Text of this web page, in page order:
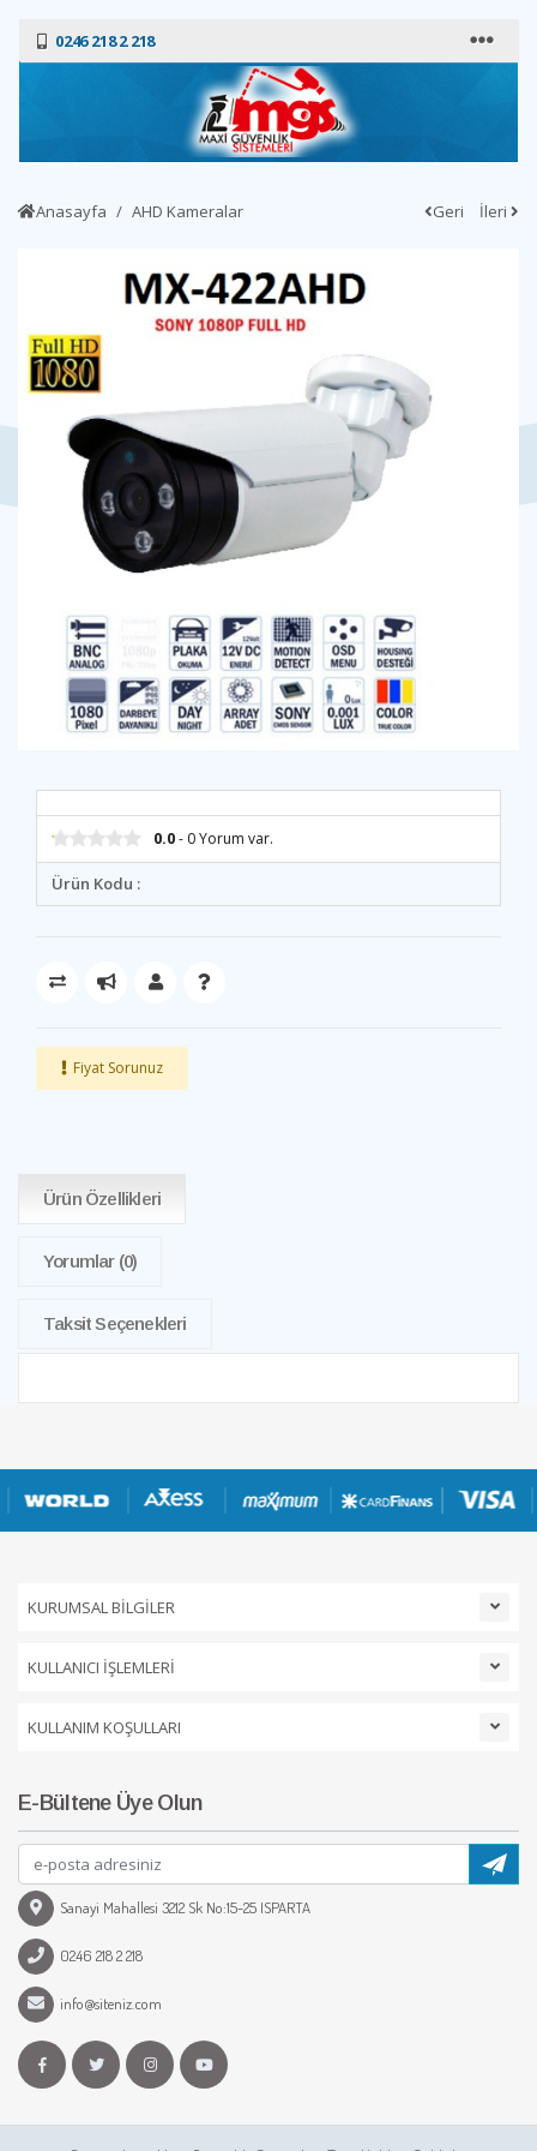
0246 218 2 218
Anasayfa AHD Kameralar Geri İleri
0.0- 0 Yorum var.
Ürün Kodu :
Fiyat Sorunuz
Ürün Özellikleri
Yorumlar (0)
Taksit Seçenekleri
KURUMSAL BİLGİLER
KULLANICI İŞLEMLERİ
KULLANIM KOŞULLARI
E-Bültene Üye Olun
Sanayi Mahallesi 3212 Sk No:15-25 ISPARTA
0246 218 2 218
info@siteniz.com